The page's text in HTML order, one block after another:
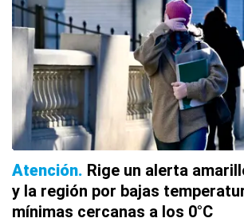
Atención Rige un alerta
y la región por bajas
mínimas cercanas a los 0°C